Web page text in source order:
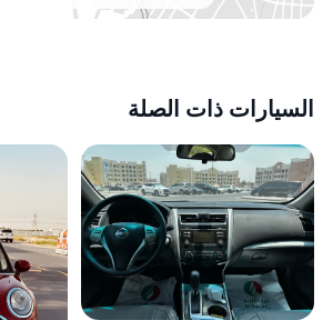
السيارات ذات الصلة